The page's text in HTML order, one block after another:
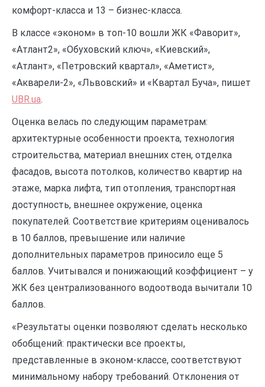
комфорт-класса и 13 – бизнес-класса.
В классе «эконом» в топ-10 вошли ЖК «Фаворит»,
«Атлант2», «Обуховский ключ», «Киевский»,
«Атлант», «Петровский квартал», «Аметист»,
«Акварели-2», «Львовский» и «Квартал Буча», пишет
UBR.ua.
Оценка велась по следующим параметрам:
архитектурные особенности проекта, технология
строительства, материал внешних стен, отделка
фасадов, высота потолков, количество квартир на
этаже, марка лифта, тип отопления, транспортная
доступность, внешнее окружение, оценка
покупателей. Соответствие критериям оценивалось
в 10 баллов, превышение или наличие
дополнительных параметров приносило еще 5
баллов. Учитывался и понижающий коэффициент – у
ЖК без централизованного водоотвода вычитали 10
баллов.
«Результаты оценки позволяют сделать несколько
обобщений: практически все проекты,
представленные в эконом-классе, соответствуют
минимальному набору требований. Отклонения от